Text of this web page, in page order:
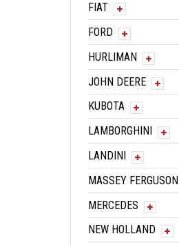
FIAT
FORD
HURLIMAN
JOHN DEERE
KUBOTA
LAMBORGHINI
LANDINI
MASSEY FERGUSON
MERCEDES
NEW HOLLAND